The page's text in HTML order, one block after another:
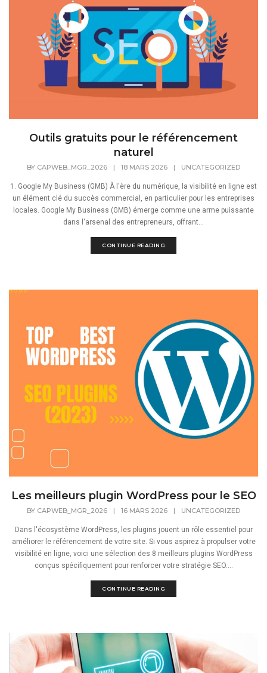
Outils gratuits pour le référencement
naturel
BY CAPWEB_MGR_2026 | 18 MARS 2026 | UNCATEGORIZED
1. Google My Business (GMB) À l'ère du numérique, la visibilité en ligne est
un élément clé du succès commercial, en particulier pour les entreprises
locales. Google My Business (GMB) émerge comme une arme puissante
dans l'arsenal des entrepreneurs, offrant...
CONTINUE READING
Les meilleurs plugin WordPress pour le SEO
BY CAPWEB_MGR_2026 | 16 MARS 2026 | UNCATEGORIZED
Dans l'écosystème WordPress, les plugins jouent un rôle essentiel pour
améliorer le référencement de votre site. Si vous aspirez à propulser votre
visibilité en ligne, voici une sélection des 8 meilleurs plugins WordPress
conçus spécifiquement pour renforcer votre stratégie SEO....
CONTINUE READING